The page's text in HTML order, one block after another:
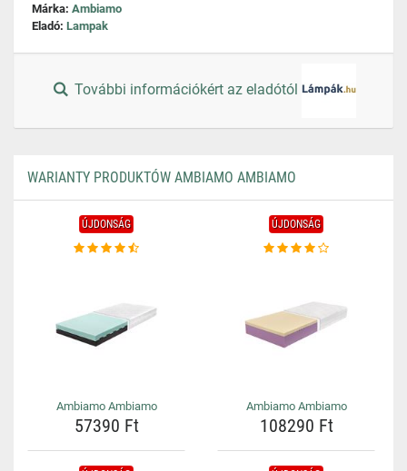
Márka: Ambiamo
Eladó: Lampak
További információkért az eladótól
WARIANTY PRODUKTÓW AMBIAMO AMBIAMO
ÚJDONSÁG
Ambiamo Ambiamo
57390 Ft
ÚJDONSÁG
Ambiamo Ambiamo
108290 Ft